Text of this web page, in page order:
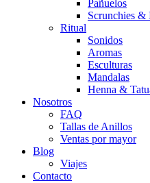
Pañuelos
Scrunchies &
Ritual
Sonidos
Aromas
Esculturas
Mandalas
Henna &
Nosotros
FAQ
Tallas de Anillos
Ventas por mayor
Blog
Viajes
Contacto